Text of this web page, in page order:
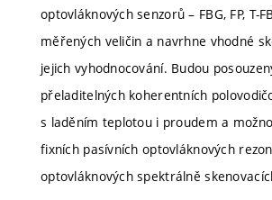
optovláknových senzorů – FBG, FP, T-
měřených veličin a navrhne vhodné
jejich vyhodnocování. Budou
přeladitelných koherentních
s laděním teplotou i proudem a
fixních pasívních optovláknových
optovláknových spektrálně